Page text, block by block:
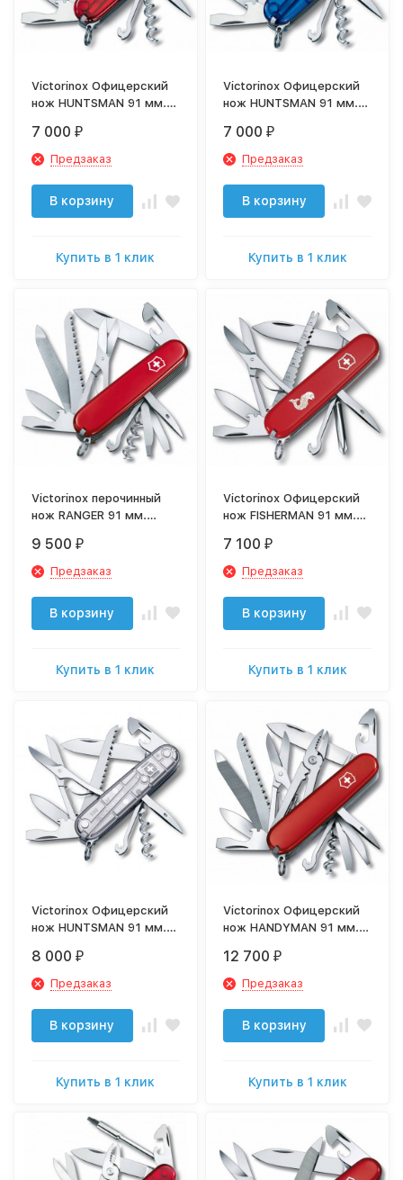
Victorinox Офицерский
нож HUNTSMAN 91 мм.
1.3713.T
7 000 ₽
Предзаказ
В корзину
Купить в 1 клик
Victorinox Офицерский
нож HUNTSMAN 91 мм.
1.3713.T2
7 000 ₽
Предзаказ
В корзину
Купить в 1 клик
Victorinox перочинный
нож RANGER 91 мм.
9 500 ₽
Предзаказ
В корзину
Купить в 1 клик
Victorinox Офицерский
нож FISHERMAN 91 мм.
"рыба" 1.4733.72
7 100 ₽
Предзаказ
В корзину
Купить в 1 клик
Victorinox Офицерский
нож HUNTSMAN 91 мм.
1.3713.T7
8 000 ₽
Предзаказ
В корзину
Купить в 1 клик
Victorinox Офицерский
нож HANDYMAN 91 мм.
12 700 ₽
Предзаказ
В корзину
Купить в 1 клик